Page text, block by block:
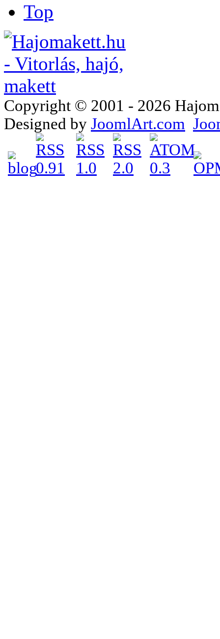
Top
Copyright © 2001 - 2026
Designed by JoomlArt.com